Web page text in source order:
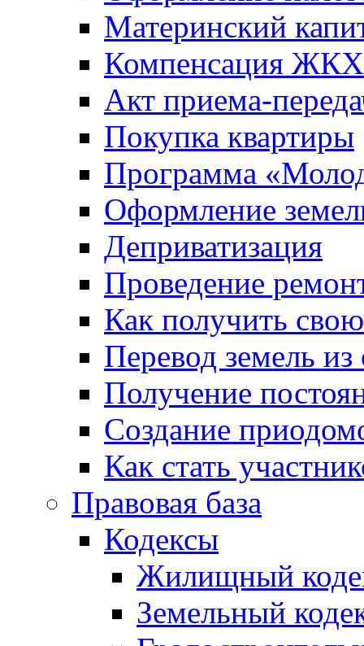
Материнский
Компенсация ЖКХ
Акт приема-
Покупка квартиры
Программа
Оформление
Деприватизация
Проведение
Как получить
Перевод земель
Получение
Создание
Как стать
Правовая база
Кодексы
Жилищный
Земельный